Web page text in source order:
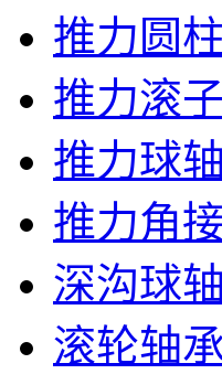
推力圆
推力滚
推力球
推力角
深沟球
滚轮轴